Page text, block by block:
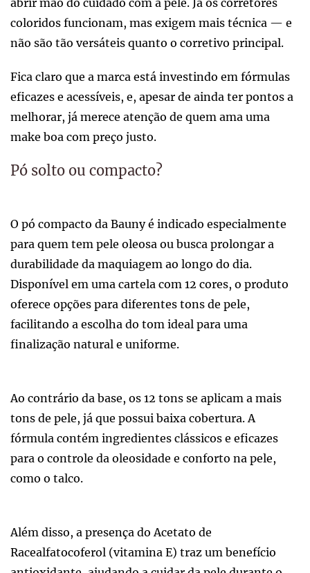
coloridos funcionam, mas exigem mais técnica — e
não são tão versáteis quanto o corretivo principal.
Fica claro que a marca está investindo em fórmulas
eficazes e acessíveis, e, apesar de ainda ter pontos a
melhorar, já merece atenção de quem ama uma
make boa com preço justo.
Pó solto ou compacto?
O pó compacto da Bauny é indicado especialmente
para quem tem pele oleosa ou busca prolongar a
durabilidade da maquiagem ao longo do dia.
Disponível em uma cartela com 12 cores, o produto
oferece opções para diferentes tons de pele,
facilitando a escolha do tom ideal para uma
finalização natural e uniforme.
Ao contrário da base, os 12 tons se aplicam a mais
tons de pele, já que possui baixa cobertura. A
fórmula contém ingredientes clássicos e eficazes
para o controle da oleosidade e conforto na pele,
como o talco.
Além disso, a presença do Acetato de
Racealfatocoferol (vitamina E) traz um benefício